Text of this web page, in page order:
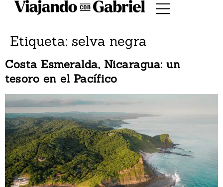
Etiqueta: selva negra
Costa Esmeralda, Nicaragua: un
tesoro en el Pacífico